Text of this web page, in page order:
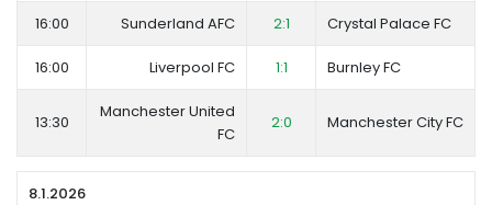
16:00 Sunderland AFC 2:1 Crystal Palace FC
16:00 Liverpool FC 1:1 Burnley FC
13:30
Manchester United
FC
2:0 Manchester City FC
8.1.2026